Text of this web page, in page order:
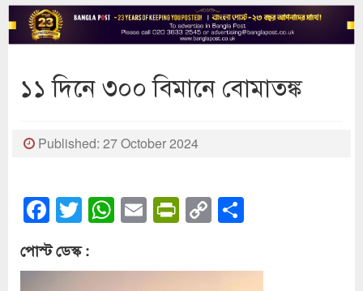
১১ দিনে ৩০০ বিমানে বোমাতঙ্ক
Published: 27 October 2024
Facebook
Twitter
WhatsApp
EmailPrintFriendly
Copy
Link
পোস্ট ডেস্ক :